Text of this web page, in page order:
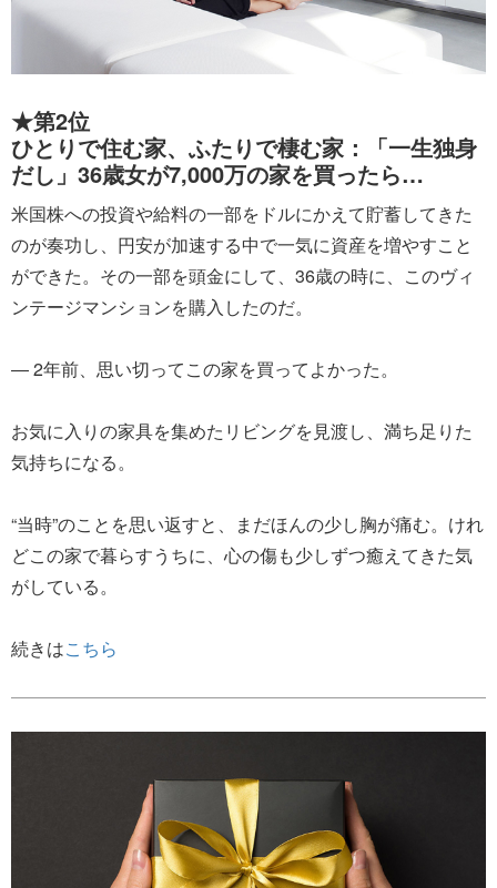
★第2位
ひとりで住む家、ふたりで棲む家：「一生独身
だし」36歳女が7,000万の家を買ったら…
米国株への投資や給料の一部をドルにかえて貯蓄してきた
のが奏功し、円安が加速する中で一気に資産を増やすこと
ができた。その一部を頭金にして、36歳の時に、このヴィ
ンテージマンションを購入したのだ。
― 2年前、思い切ってこの家を買ってよかった。
お気に入りの家具を集めたリビングを見渡し、満ち足りた
気持ちになる。
“当時”のことを思い返すと、まだほんの少し胸が痛む。けれ
どこの家で暮らすうちに、心の傷も少しずつ癒えてきた気
がしている。
続きはこちら